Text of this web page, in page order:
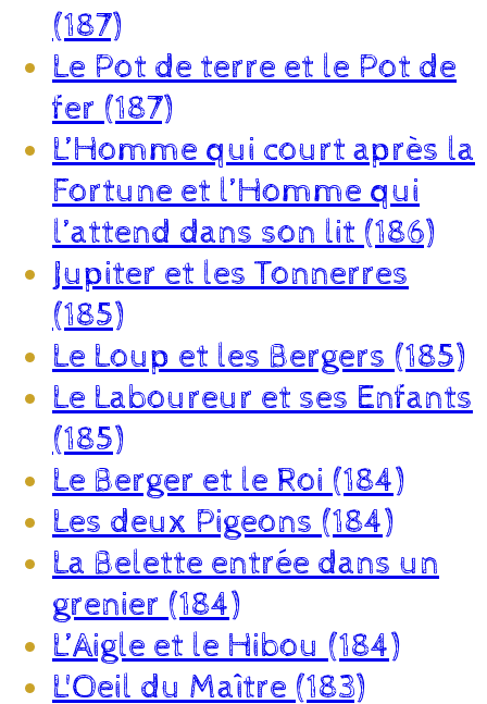
(187)
Le Pot de terre et le Pot de
fer (187)
L’Homme qui court après la
Fortune et l’Homme qui
l’attend dans son lit (186)
Jupiter et les Tonnerres
(185)
Le Loup et les Bergers (185)
Le Laboureur et ses Enfants
(185)
Le Berger et le Roi (184)
Les deux Pigeons (184)
La Belette entrée dans un
grenier (184)
L’Aigle et le Hibou (184)
L'Oeil du Maître (183)